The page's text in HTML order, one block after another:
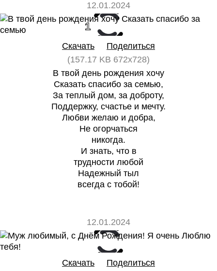
12.01.2024
1
Скачать
Поделиться
(157.17 KB 672x728)
В твой день рождения хочу
Сказать спасибо за семью,
За теплый дом, за доброту,
Поддержку, счастье и мечту.
Любви желаю и добра,
Не огорчаться
никогда.
И знать, что в
трудности любой
Надежный тыл
всегда с тобой!
12.01.2024
Скачать
Поделиться